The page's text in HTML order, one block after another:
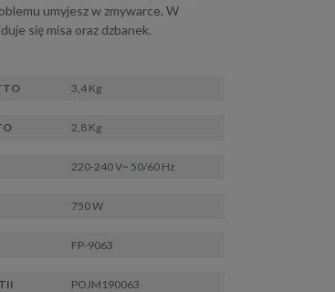
umyjesz w zmywarce. W
się misa oraz dzbanek.
3,4 Kg
2,8 Kg
220-240 V~ 50/60 Hz
750 W
FP-9063
POJM190063